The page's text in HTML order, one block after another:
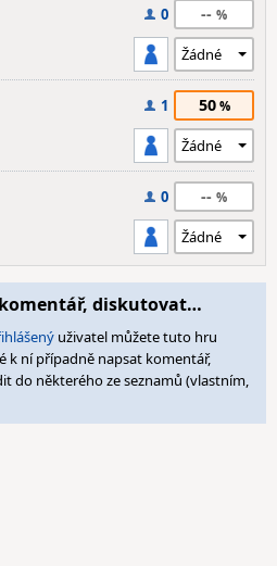
0 --
1 50
0 --
diskutovat…
uživatel můžete tuto hru
k ní případně napsat komentář,
do některého ze seznamů (vlastním,